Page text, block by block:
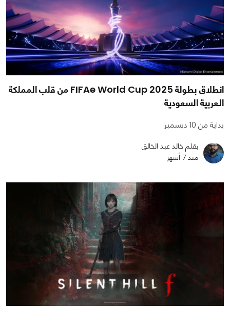
انطلاق بطولة FIFAe World Cup 2025 من قلب المملكة
العربية السعودية
بداية من 10 ديسمبر
بقلم خالد عبد الخالق
منذ 7 أشهر